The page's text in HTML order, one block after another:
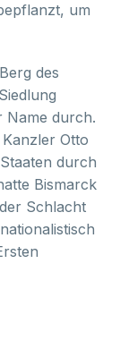
um
des
Name durch.
Otto
durch
Bismarck
Schlacht